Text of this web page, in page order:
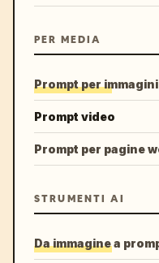
PER MEDIA
Prompt per immagini
Prompt video
Prompt per pagine
STRUMENTI AI
Da immagine a